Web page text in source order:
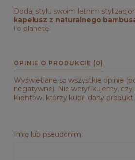
Dodaj stylu swoim letnim
kapelusz z naturalnego
i o planetę
OPINIE O PRODUKCIE (0)
Wyświetlane są wszystkie opinie
negatywne). Nie weryfikujemy, czy
klientów, którzy kupili dany produkt.
Imię lub pseudonim: